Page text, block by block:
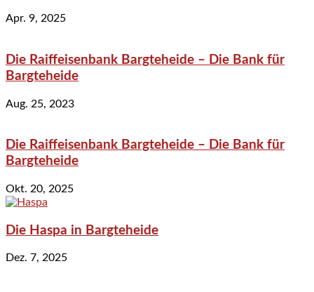
Apr. 9, 2025
Die Raiffeisenbank Bargteheide – Die Bank für
Bargteheide
Aug. 25, 2023
Die Raiffeisenbank Bargteheide – Die Bank für
Bargteheide
Okt. 20, 2025
Die Haspa in Bargteheide
Dez. 7, 2025